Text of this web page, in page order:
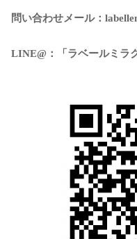
問い合わせメール：
LINE@：「ラベールミラ